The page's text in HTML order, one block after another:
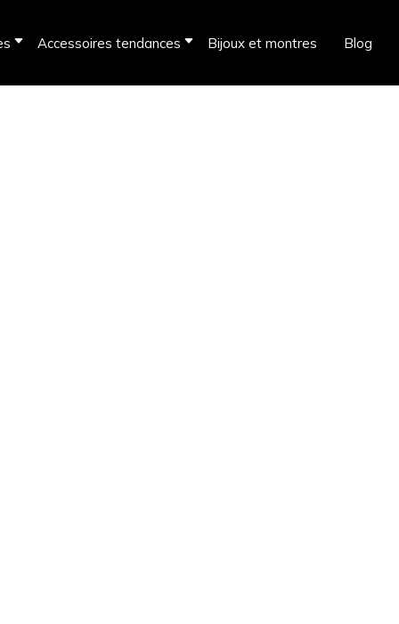
Accessoires tendances Bijoux et montres Blog